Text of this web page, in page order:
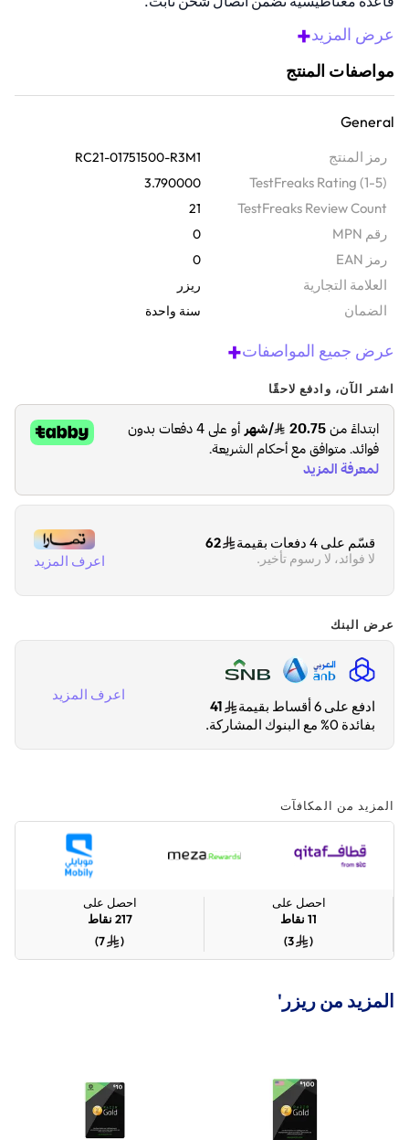
يشحن بالكامل في أقل من 3 ساعات.
اشحن جهازك بسرعة وأمان مع حامل الشحن السريع هذا. يعمل مع وحدات
تحكم إكس بوكس الفئة اكس|اس واكس بوكس وان وايليت الفئة 1. يحافظ
نظام التلامس المغناطيسي على ثبات الجهاز، مما يجعله سهل الاستخدام
للغاية. كما أنه يطابق مواد وألوان وحدات تحكم إكس بوكس الرسمية، ليبدو
رائعًا مع جهازك.
عرض المزيد+
مواصفات المنتج
General
رمز المنتج RC21-01751500-R3M1
TestFreaks Rating (1-5)
3.790000
TestFreaks Review Count
21
رقم MPN 0
رمز EAN 0
‫العلامة التجارية ريزر
الضمان‬ سنة واحدة
عرض جميع المواصفات+
اشتر الآن، وادفع لاحقًا
قسّم على 4 دفعات بقيمة 62
لا فوائد، لا رسوم تأخير. اعرف المزيد
عرض البنك
ادفع على 6 أقساط بقيمة
41
بفائدة 0% مع البنوك المشاركة.
اعرف المزيد
المزيد من المكافآت
احصل على
11 نقاط
(
3
)
احصل على
217 نقاط
(
7
)
المزيد من ريزر'